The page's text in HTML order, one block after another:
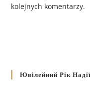
kolejnych komentarzy.
Ювілейний Рік Надії